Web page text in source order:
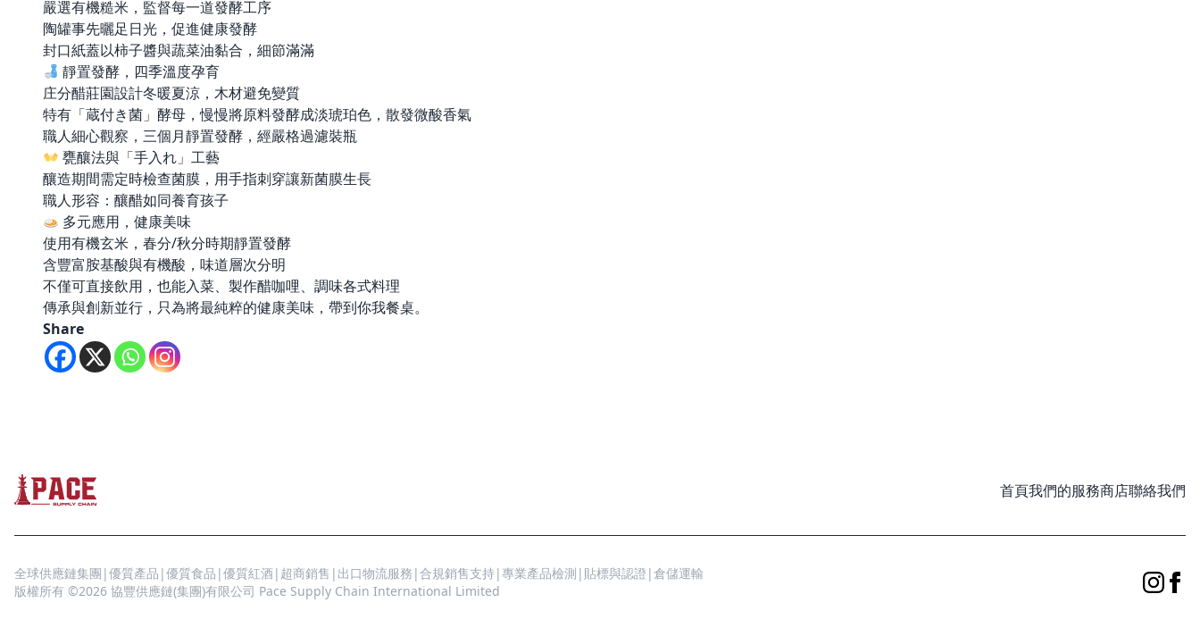
嚴選有機糙米，監督每一道發酵工序
陶罐事先曬足日光，促進健康發酵
封口紙蓋以柿子醬與蔬菜油黏合，細節滿滿
靜置發酵，四季溫度孕育
庄分醋莊園設計冬暖夏涼，木材避免變質
特有「蔵付き菌」酵母，慢慢將原料發酵成淡琥珀色，散發微酸香氣
職人細心觀察，三個月靜置發酵，經嚴格過濾裝瓶
甕釀法與「手入れ」工藝
釀造期間需定時檢查菌膜，用手指刺穿讓新菌膜生長
職人形容：釀醋如同養育孩子
多元應用，健康美味
使用有機玄米，春分/秋分時期靜置發酵
含豐富胺基酸與有機酸，味道層次分明
不僅可直接飲用，也能入菜、製作醋咖哩、調味各式料理
傳承與創新並行，只為將最純粹的健康美味，帶到你我餐桌。
Share
首頁我們的服務商店聯絡我們
全球供應鏈集團|優質產品|優質食品|優質紅酒|超商銷售|出口物流服務|合規銷售支持|專業產品檢測|貼標與認證|倉儲運輸
版權所有 ©2026 協豐供應鏈(集團)有限公司 Pace Supply Chain International Limited